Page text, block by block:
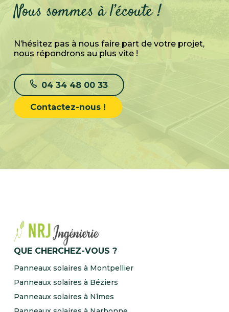
Nous sommes à l’écoute !
N’hésitez pas à nous faire part de votre projet,
nous répondrons au plus vite !
04 34 48 00 33
Contactez-nous !
QUE CHERCHEZ-VOUS ?
Panneaux solaires à Montpellier
Panneaux solaires à Béziers
Panneaux solaires à Nîmes